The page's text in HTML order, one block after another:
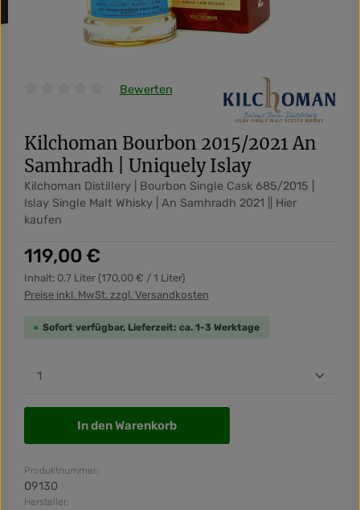
Durchschnittliche Bewertung von 0 von 5 Sternen
Bewerten
Kilchoman Bourbon 2015/2021 An
Samhradh | Uniquely Islay
Kilchoman Distillery | Bourbon Single Cask 685/2015 |
Islay Single Malt Whisky | An Samhradh 2021 || Hier
kaufen
Regulärer Preis:
119,00 €
Inhalt: 0.7 Liter (170,00 € / 1 Liter)
Preise inkl. MwSt. zzgl. Versandkosten
Sofort verfügbar, Lieferzeit: ca. 1-3 Werktage
Produkt Anzahl: Gib den gewünschten Wert
In den Warenkorb
Produktnummer:
09130
Hersteller: